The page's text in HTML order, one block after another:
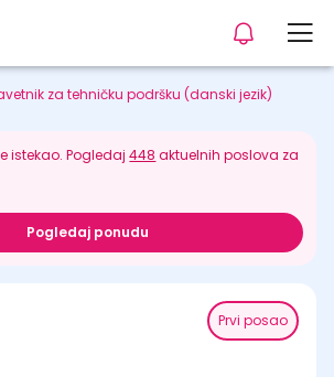
za tehničku podršku (danski jezik)
istekao. Pogledaj448 aktuelnih poslova za
Pogledaj ponudu
Prvi posao